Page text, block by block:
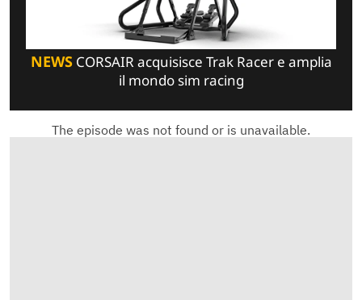
NEWSCORSAIR acquisisce Trak Racer e amplia
il mondo sim racing